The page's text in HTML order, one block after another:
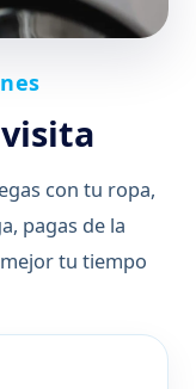
con tu ropa,
pagas de la
tu tiempo